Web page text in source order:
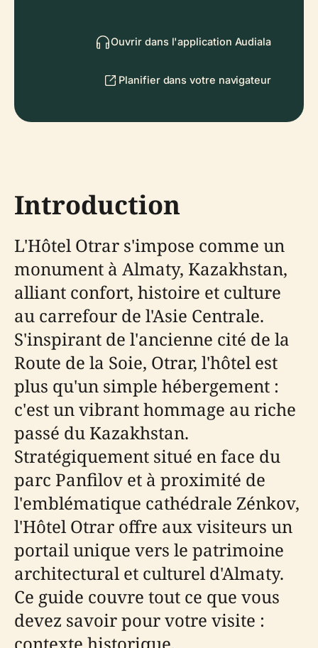
Ouvrir dans l'application Audiala
Planifier dans votre navigateur
Introduction
L'Hôtel Otrar s'impose comme un
monument à Almaty, Kazakhstan,
alliant confort, histoire et culture
au carrefour de l'Asie Centrale.
S'inspirant de l'ancienne cité de la
Route de la Soie, Otrar, l'hôtel est
plus qu'un simple hébergement :
c'est un vibrant hommage au riche
passé du Kazakhstan.
Stratégiquement situé en face du
parc Panfilov et à proximité de
l'emblématique cathédrale Zénkov,
l'Hôtel Otrar offre aux visiteurs un
portail unique vers le patrimoine
architectural et culturel d'Almaty.
Ce guide couvre tout ce que vous
devez savoir pour votre visite :